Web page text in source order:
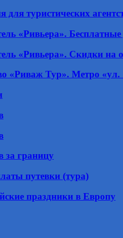
для туристических
«Ривьера».
«Ривьера». Скидки на
«Риваж Тур». Метро «ул.
за границу
путевки (тура)
праздники в Европу